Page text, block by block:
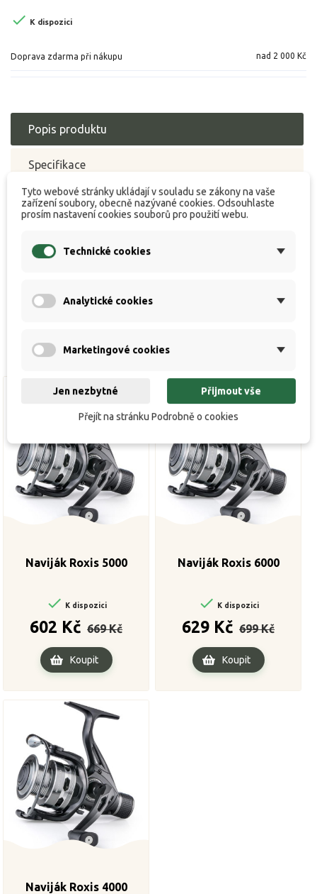
 K dispozici
Doprava zdarma při nákupu nad 2 000 Kč
Popis produktu
Specifikace
Hodnocení
Naviják Roxis 5000
 K dispozici
602 Kč
cena
669 Kč
Koupit
Naviják Roxis 6000
 K dispozici
629 Kč
cena
699 Kč
Koupit
Naviják Roxis 4000
Tyto webové stránky ukládají v souladu se zákony na vaše
zařízení soubory, obecně nazývané cookies. Odsouhlaste
prosím nastavení cookies souborů pro použití webu.
Technické cookies
Analytické cookies
Marketingové cookies
Jen nezbytné Přijmout vše
Přejít na stránku Podrobně o cookies